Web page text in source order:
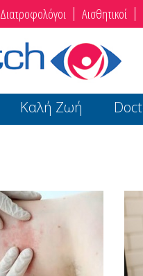
Διατροφολόγοι Αισθητικοί
Καλή Ζωή